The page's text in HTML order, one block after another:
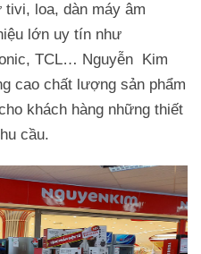
tivi, loa, dàn máy âm
lớn uy tín như
TCL… Nguyễn Kim
cao chất lượng sản phẩm
khách hàng những thiết
cầu.